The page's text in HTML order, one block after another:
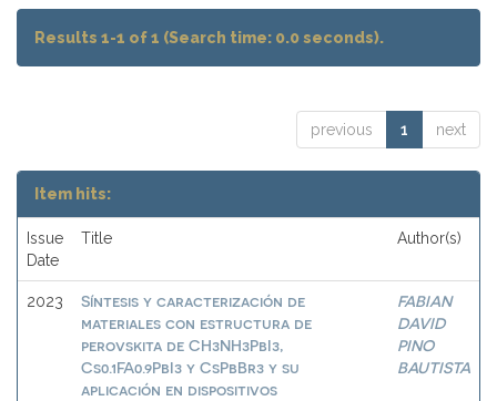
Results 1-1 of 1 (Search time: 0.0 seconds).
previous 1 next
Item hits:
Issue
Date
Title Author(s)
2023
Síntesis y caracterización de
materiales con estructura de
perovskita de CH3NH3PbI3,
Cs0.1FA0.9PbI3 y CsPbBr3 y su
aplicación en dispositivos
FABIAN
DAVID
PINO
BAUTISTA